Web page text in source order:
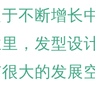
不断增长
，发型设
大的发展